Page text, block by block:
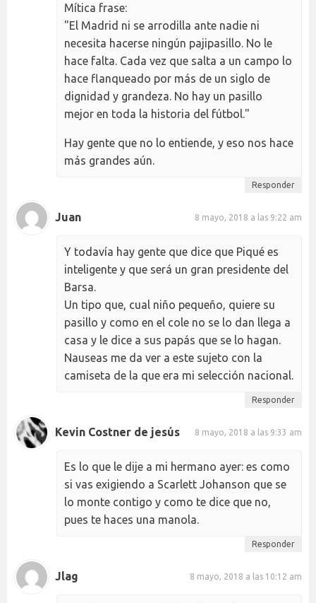
Mítica frase:
"El Madrid ni se arrodilla ante nadie ni
necesita hacerse ningún pajipasillo. No le
hace falta. Cada vez que salta a un campo lo
hace flanqueado por más de un siglo de
dignidad y grandeza. No hay un pasillo
mejor en toda la historia del fútbol."
Hay gente que no lo entiende, y eso nos hace
más grandes aún.
Responder
Juan 8 mayo, 2018 a las 9:22 am
Y todavía hay gente que dice que Piqué es
inteligente y que será un gran presidente del
Barsa.
Un tipo que, cual niño pequeño, quiere su
pasillo y como en el cole no se lo dan llega a
casa y le dice a sus papás que se lo hagan.
Nauseas me da ver a este sujeto con la
camiseta de la que era mi selección nacional.
Responder
Kevin Costner de jesús 8 mayo, 2018 a las 9:33 am
Es lo que le dije a mi hermano ayer: es como
si vas exigiendo a Scarlett Johanson que se
lo monte contigo y como te dice que no,
pues te haces una manola.
Responder
Jlag 8 mayo, 2018 a las 10:12 am